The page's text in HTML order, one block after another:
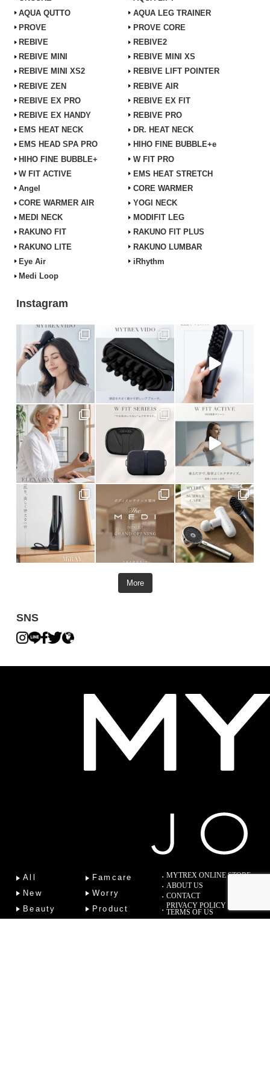
AQUA QUTTO
AQUA LEG TRAINER
PROVE
PROVE CORE
REBIVE
REBIVE2
REBIVE MINI
REBIVE MINI XS
REBIVE MINI XS2
REBIVE LIFT POINTER
REBIVE ZEN
REBIVE AIR
REBIVE EX PRO
REBIVE EX FIT
REBIVE EX HANDY
REBIVE PRO
EMS HEAT NECK
DR. HEAT NECK
EMS HEAD SPA PRO
HIHO FINE BUBBLE+e
HIHO FINE BUBBLE+
W FIT PRO
W FIT ACTIVE
EMS HEAT STRETCH
Angel
CORE WARMER
CORE WARMER AIR
YOGI NECK
MEDI NECK
MODIFIT LEG
RAKUNO FIT
RAKUNO FIT PLUS
RAKUNO LITE
RAKUNO LUMBAR
Eye Air
iRhythm
Medi Loop
Instagram
More
SNS
All
New
Beauty
Famcare
Worry
Product
MYTREX ONLINE STORE
ABOUT US
CONTACT
PRIVACY POLICY
TERMS OF US